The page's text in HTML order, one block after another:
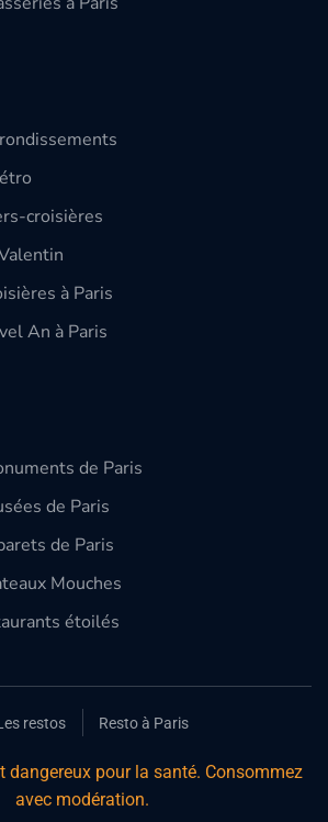
croisières
à Paris
An à Paris
de Paris
de Paris
de Paris
Mouches
étoilés
restos Resto à Paris
dangereux pour la santé. Consommez
avec modération.